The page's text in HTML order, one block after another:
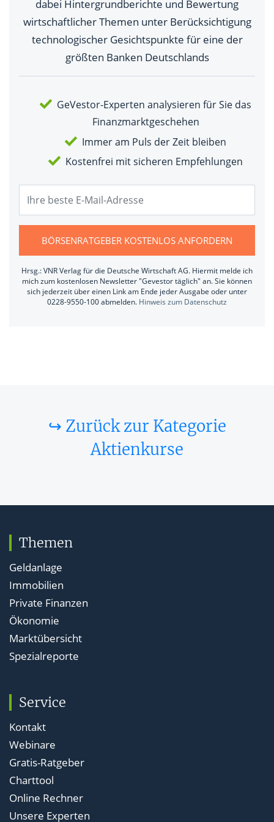
dabei Hintergrundberichte und Bewertung
wirtschaftlicher Themen unter Berücksichtigung
technologischer Gesichtspunkte für eine der
größten Banken Deutschlands
GeVestor-Experten analysieren für Sie das
Finanzmarktgeschehen
Immer am Puls der Zeit bleiben
Kostenfrei mit sicheren Empfehlungen
BÖRSENRATGEBER KOSTENLOS ANFORDERN
Hrsg.: VNR Verlag für die Deutsche Wirtschaft AG. Hiermit melde ich
mich zum kostenlosen Newsletter "Gevestor täglich" an. Sie können
sich jederzeit über einen Link am Ende jeder Ausgabe oder unter
0228-9550-100 abmelden. Hinweis zum Datenschutz
↪ Zurück zur Kategorie
Aktienkurse
Themen
Geldanlage
Immobilien
Private Finanzen
Ökonomie
Marktübersicht
Spezialreporte
Service
Kontakt
Webinare
Gratis-Ratgeber
Charttool
Online Rechner
Unsere Experten